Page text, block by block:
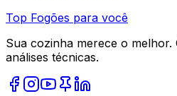
Top Fogões para você
Sua cozinha merece o melhor.
análises técnicas.